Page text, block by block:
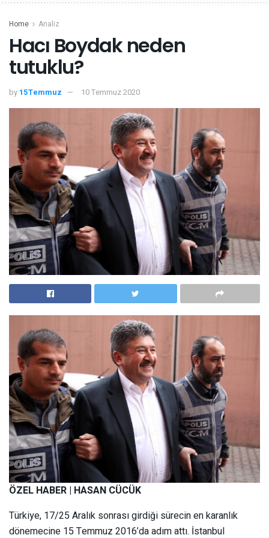
Home Analiz
Hacı Boydak neden
tutuklu?
by 15Temmuz 10 Temmuz 2020
ÖZEL HABER | HASAN CÜCÜK
Türkiye, 17/25 Aralık sonrası girdiği sürecin en karanlık
dönemecine 15 Temmuz 2016’da adım attı. İstanbul